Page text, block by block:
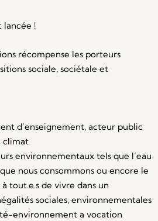
lancée !
récompense les porteurs
sociale, sociétale et
d’enseignement, acteur public
climat
environnementaux tels que l’eau
nous consommons ou encore le
tout.e.s de vivre dans un
sociales, environnementales
environnement a vocation